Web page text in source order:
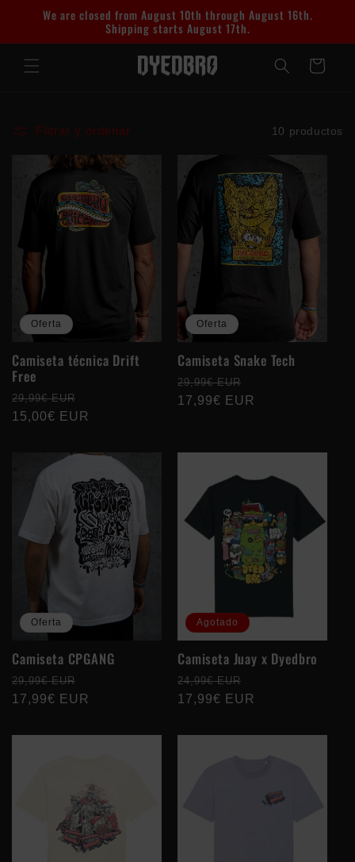
directamente
We are closed from August 10th through August 16th.
Shipping starts August 17th.
Carrito
Filtrar y ordenar 10 productos
Oferta
Camiseta técnica Drift
Free
Precio
habitual
29,99€ EUR
de
15,00€ EUR
Oferta
Camiseta Snake Tech
Precio
habitual
29,99€ EUR
de
17,99€ EUR
Oferta
Camiseta CPGANG
Precio
habitual
29,99€ EUR
de
17,99€ EUR
Agotado
Camiseta Juay x Dyedbro
Precio
habitual
24,99€ EUR
de
17,99€ EUR